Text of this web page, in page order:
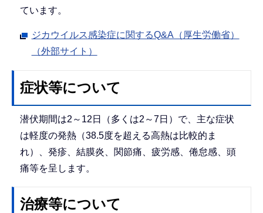
ています。
ジカウイルス感染症に関するQ&A（厚生労働省）
（外部サイト）
症状等について
潜伏期間は2～12日（多くは2～7日）で、主な症状
は軽度の発熱（38.5度を超える高熱は比較的ま
れ）、発疹、結膜炎、関節痛、疲労感、倦怠感、頭
痛等を呈します。
治療等について